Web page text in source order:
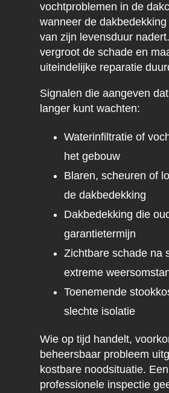
vochtproblemen in de
wanneer de
van zijn levensduur
vergroot de schade en
uiteindelijke reparatie
Signalen die aangeven
langer kunt wachten:
Waterinfiltratie of
het gebouw
Blaren, scheuren of
de dakbedekking
Dakbedekking die
garantietermijn
Zichtbare schade na
extreme
Toenemende
slechte isolatie
Wie op tijd handelt,
beheersbaar probleem
kostbare noodsituatie. Een
professionele inspectie